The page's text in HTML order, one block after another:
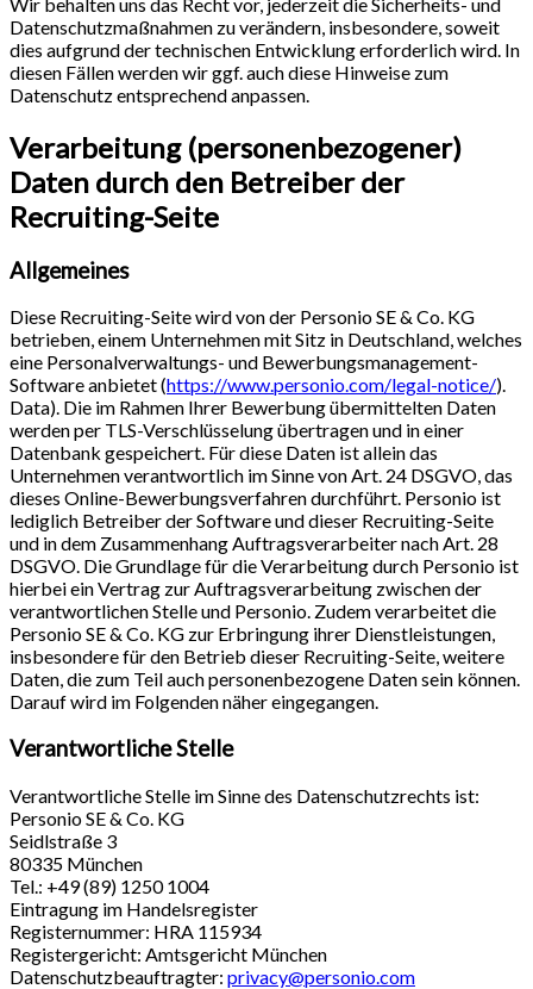
Datenschutzmaßnahmen zu verändern, insbesondere, soweit
dies aufgrund der technischen Entwicklung erforderlich wird. In
diesen Fällen werden wir ggf. auch diese Hinweise zum
Datenschutz entsprechend anpassen.
Verarbeitung (personenbezogener)
Daten durch den Betreiber der
Recruiting-Seite
Allgemeines
Diese Recruiting-Seite wird von der Personio SE & Co. KG
betrieben, einem Unternehmen mit Sitz in Deutschland, welches
eine Personalverwaltungs- und Bewerbungsmanagement-
Software anbietet (https://www.personio.com/legal-notice/).
Data). Die im Rahmen Ihrer Bewerbung übermittelten Daten
werden per TLS-Verschlüsselung übertragen und in einer
Datenbank gespeichert. Für diese Daten ist allein das
Unternehmen verantwortlich im Sinne von Art. 24 DSGVO, das
dieses Online-Bewerbungsverfahren durchführt. Personio ist
lediglich Betreiber der Software und dieser Recruiting-Seite
und in dem Zusammenhang Auftragsverarbeiter nach Art. 28
DSGVO. Die Grundlage für die Verarbeitung durch Personio ist
hierbei ein Vertrag zur Auftragsverarbeitung zwischen der
verantwortlichen Stelle und Personio. Zudem verarbeitet die
Personio SE & Co. KG zur Erbringung ihrer Dienstleistungen,
insbesondere für den Betrieb dieser Recruiting-Seite, weitere
Daten, die zum Teil auch personenbezogene Daten sein können.
Darauf wird im Folgenden näher eingegangen.
Verantwortliche Stelle
Verantwortliche Stelle im Sinne des Datenschutzrechts ist:
Personio SE & Co. KG
Seidlstraße 3
80335 München
Tel.: +49 (89) 1250 1004
Eintragung im Handelsregister
Registernummer: HRA 115934
Registergericht: Amtsgericht München
Datenschutzbeauftragter: privacy@personio.com